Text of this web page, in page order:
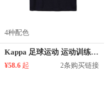
4种配色
Kappa 足球运动 运动训练球衣 K0812TD07S
¥58.6 起 2条购买链接